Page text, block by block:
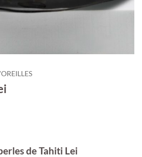
de Tahiti Lei